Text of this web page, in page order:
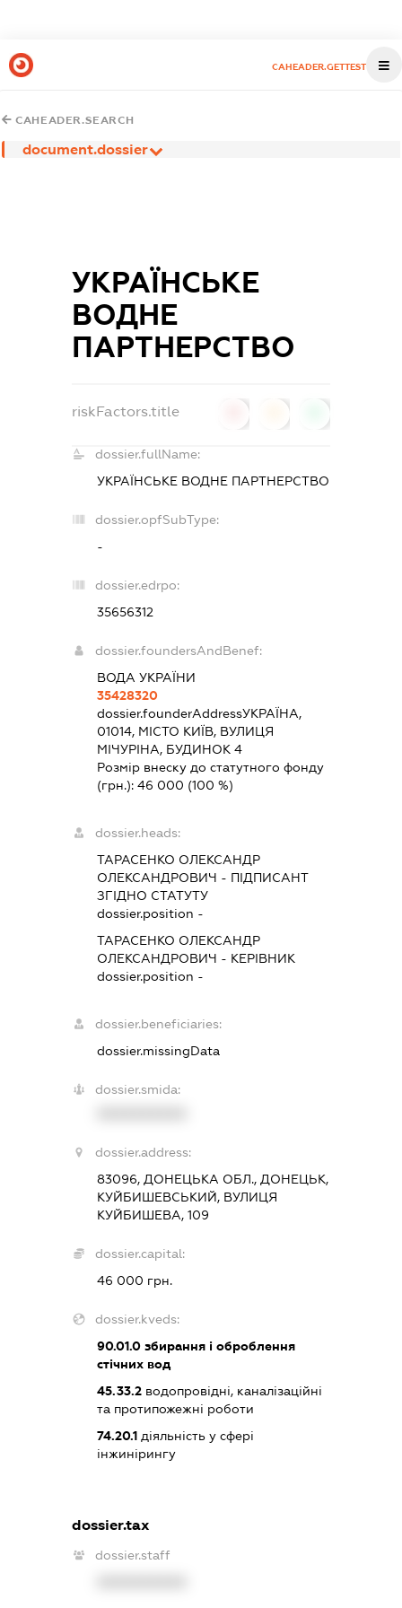
CAHEADER.GETTEST
CAHEADER.SEARCH
document.dossier
УКРАЇНСЬКЕ
ВОДНЕ
ПАРТНЕРСТВО
riskFactors.title
dossier.fullName:
УКРАЇНСЬКЕ ВОДНЕ ПАРТНЕРСТВО
dossier.opfSubType:
-
dossier.edrpo:
35656312
dossier.foundersAndBenef:
ВОДА УКРАЇНИ
35428320
dossier.founderAddressУКРАЇНА,
01014, МІСТО КИЇВ, ВУЛИЦЯ
МІЧУРІНА, БУДИНОК 4
Розмір внеску до статутного фонду
(грн.): 46 000 (100 %)
dossier.heads:
ТАРАСЕНКО ОЛЕКСАНДР
ОЛЕКСАНДРОВИЧ - ПІДПИСАНТ
ЗГІДНО СТАТУТУ
dossier.position -
ТАРАСЕНКО ОЛЕКСАНДР
ОЛЕКСАНДРОВИЧ - КЕРІВНИК
dossier.position -
dossier.beneficiaries:
dossier.missingData
dossier.smida:
dossier.address:
83096, ДОНЕЦЬКА ОБЛ., ДОНЕЦЬК,
КУЙБИШЕВСЬКИЙ, ВУЛИЦЯ
КУЙБИШЕВА, 109
dossier.capital:
46 000 грн.
dossier.kveds:
90.01.0 збирання і оброблення
стічних вод
45.33.2 водопровідні, каналізаційні
та протипожежні роботи
74.20.1 діяльність у сфері
інжинірингу
dossier.tax
dossier.staff